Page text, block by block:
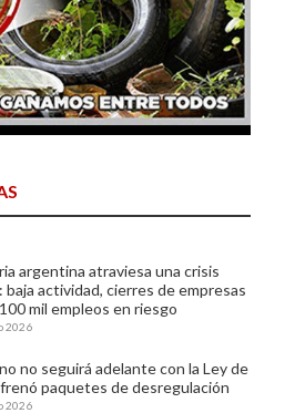
argentina atraviesa una crisis
baja actividad, cierres de empresas
mil empleos en riesgo
2026
no seguirá adelante con la Ley de
paquetes de desregulación
2026